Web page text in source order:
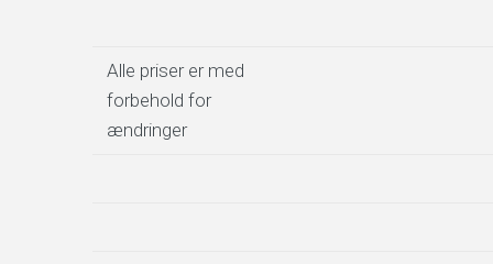
Alle priser er med
forbehold for
ændringer